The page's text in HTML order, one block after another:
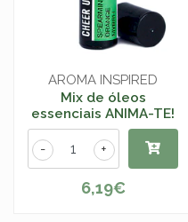
AROMA INSPIRED
Mix de óleos
essenciais ANIMA-TE!
+
-
6,19€